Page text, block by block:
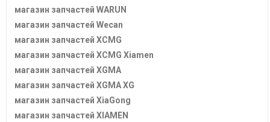
магазин запчастей WARUN
магазин запчастей Wecan
магазин запчастей XCMG
магазин запчастей XCMG Xiamen
магазин запчастей XGMA
магазин запчастей XGMA XG
магазин запчастей XiaGong
магазин запчастей XIAMEN